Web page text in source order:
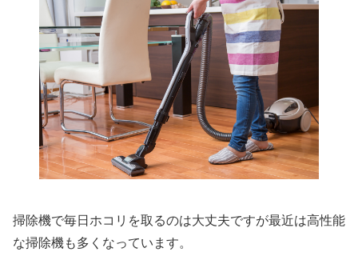
掃除機で毎日ホコリを取るのは大丈夫ですが最近は高性能
な掃除機も多くなっています。